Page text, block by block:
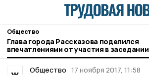
Общество
Глава города Рассказова поделился
впечатлениями от участия в заседании
регионального госсовета
Общество 17 ноября 2017, 11:58